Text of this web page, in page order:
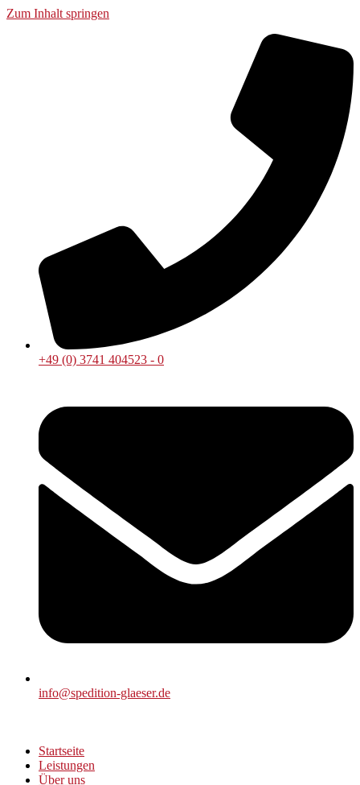
Zum Inhalt springen
+49 (0) 3741 404523 - 0
info@spedition-glaeser.de
Startseite
Leistungen
Über uns